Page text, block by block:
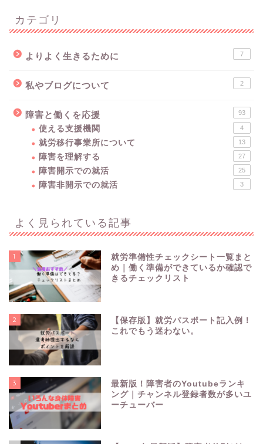
カテゴリ
よりよく生きるために 7
私やブログについて 2
障害と働くを応援 93
使える支援機関 4
就労移行事業所について 13
障害を理解する 27
障害開示での就活 25
障害非開示での就活 3
よく見られている記事
1
就労準備性チェックシート一覧まと
め｜働く準備ができているか確認で
きるチェックリスト
2
【保存版】就労パスポート記入例！
これでもう迷わない。
3
最新版！障害者のYoutubeランキ
ング｜チャンネル登録者数が多いユ
ーチューバー
障害を理解する